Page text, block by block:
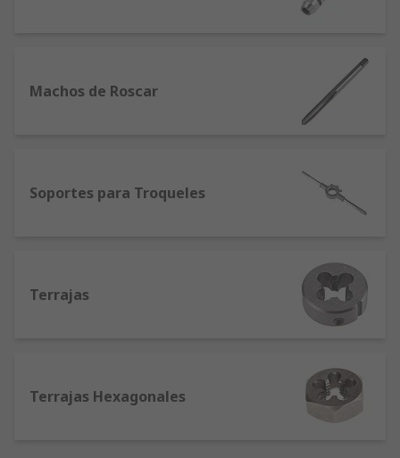
Machos de Roscar
Soportes para Troqueles
Terrajas
Terrajas Hexagonales